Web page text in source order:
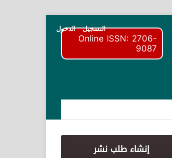
Online ISSN: 2706-
9087
التسجيل الدخول
إنشاء طلب نشر